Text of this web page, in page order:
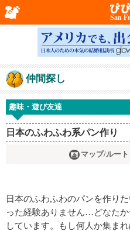
San
仲間探し
趣味・遊び友達
日本のふわふわ系パン作り
マップ/ルート
日本のふわふわのパンを作り
った経験ありません…どなた
しています。もし何人か集ま